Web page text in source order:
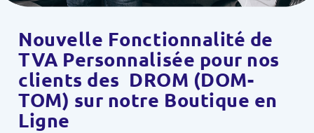
Nouvelle Fonctionnalité de
TVA Personnalisée pour nos
clients des DROM (DOM-
TOM) sur notre Boutique en
Ligne